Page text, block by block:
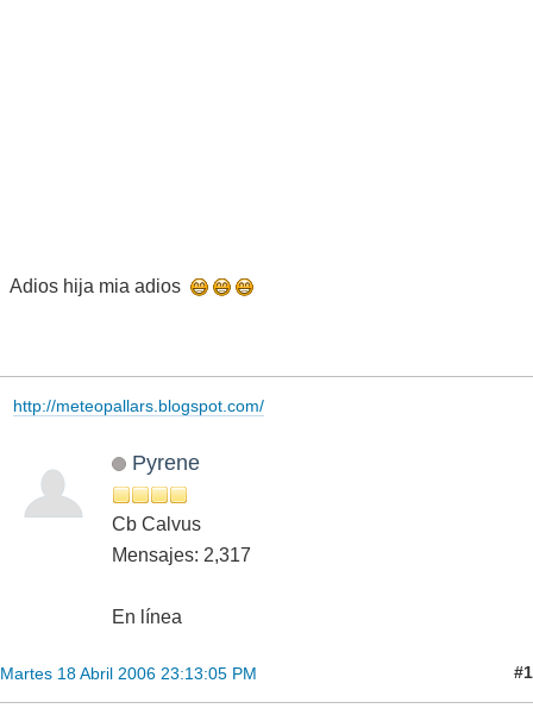
Adios hija mia adios
http://meteopallars.blogspot.com/
Pyrene
Cb Calvus
Mensajes: 2,317
En línea
Martes 18 Abril 2006 23:13:05 PM #1